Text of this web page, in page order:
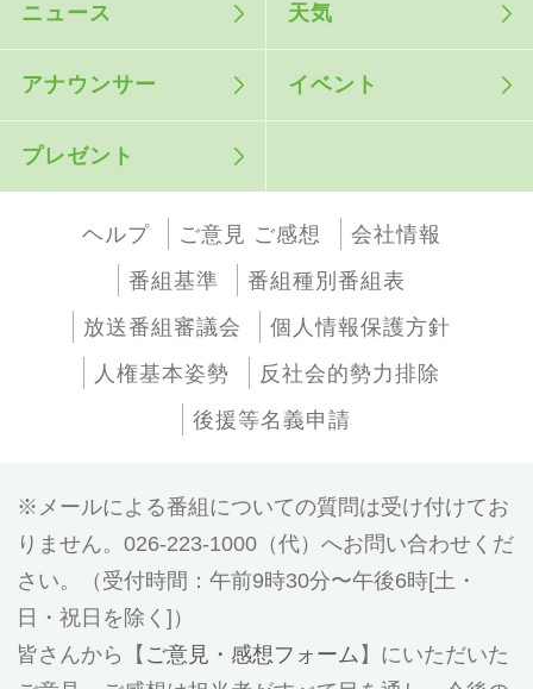
ニュース 天気
アナウンサー イベント
プレゼント
ヘルプ ご意見 ご感想
会社情報
番組基準
番組種別番組表
放送番組審議会
個人情報保護方針
人権基本姿勢
反社会的勢力排除
後援等名義申請
メールによる番組についての質問は受け付けてお
りません。026-223-1000（代）へお問い合わせくだ
さい。（受付時間：午前9時30分〜午後6時[土・
日・祝日を除く]）
皆さんから【 ご意見・感想フォーム 】にいただいた